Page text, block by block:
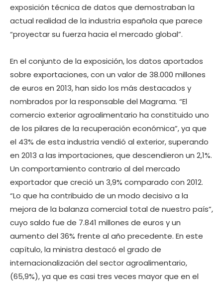
exposición técnica de datos que demostraban la
actual realidad de la industria española que parece
“proyectar su fuerza hacia el mercado global”.
En el conjunto de la exposición, los datos aportados
sobre exportaciones, con un valor de 38.000 millones
de euros en 2013, han sido los más destacados y
nombrados por la responsable del Magrama. “El
comercio exterior agroalimentario ha constituido uno
de los pilares de la recuperación económica”, ya que
el 43% de esta industria vendió al exterior, superando
en 2013 a las importaciones, que descendieron un 2,1%.
Un comportamiento contrario al del mercado
exportador que creció un 3,9% comparado con 2012.
“Lo que ha contribuido de un modo decisivo a la
mejora de la balanza comercial total de nuestro país”,
cuyo saldo fue de 7.841 millones de euros y un
aumento del 36% frente al año precedente. En este
capítulo, la ministra destacó el grado de
internacionalización del sector agroalimentario,
(65,9%), ya que es casi tres veces mayor que en el